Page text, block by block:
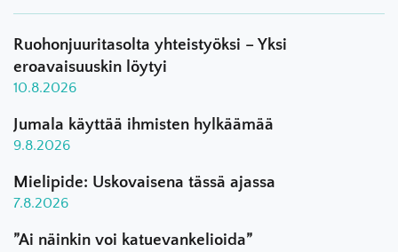
Ruohonjuuritasolta yhteistyöksi – Yksi
eroavaisuuskin löytyi
10.8.2026
Jumala käyttää ihmisten hylkäämää
9.8.2026
Mielipide: Uskovaisena tässä ajassa
7.8.2026
”Ai näinkin voi katuevankelioida”